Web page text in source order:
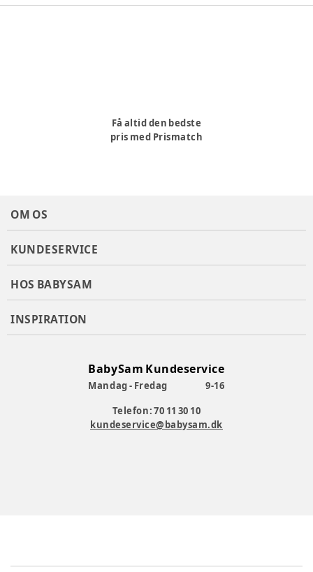
Få altid den bedste
pris med Prismatch
OM OS
KUNDESERVICE
HOS BABYSAM
INSPIRATION
BabySam Kundeservice
Mandag - Fredag
9-16
Telefon: 70 11 30 10
kundeservice@babysam.dk